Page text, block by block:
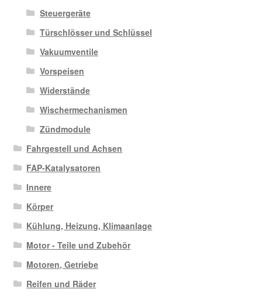
Steuergeräte
Türschlösser und Schlüssel
Vakuumventile
Vorspeisen
Widerstände
Wischermechanismen
Zündmodule
Fahrgestell und Achsen
FAP-Katalysatoren
Innere
Körper
Kühlung, Heizung, Klimaanlage
Motor - Teile und Zubehör
Motoren, Getriebe
Reifen und Räder